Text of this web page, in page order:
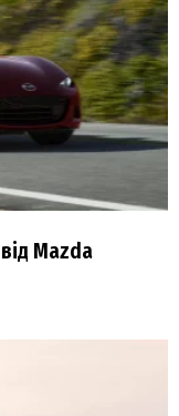
Mazda